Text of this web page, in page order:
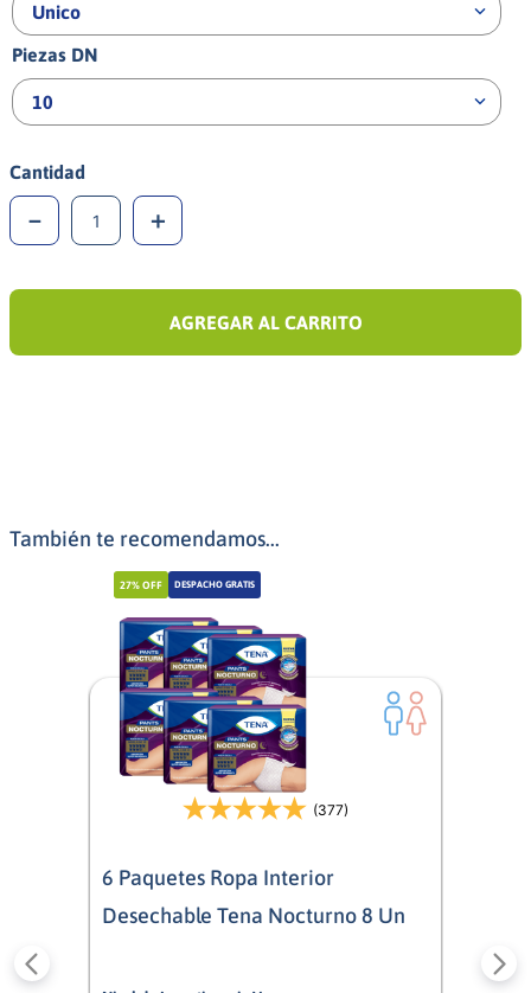
Unico
Piezas DN
10
Cantidad
＋
－
AGREGAR AL CARRITO
También te recomendamos...
27% OFF DESPACHO GRATIS
(377)
6 Paquetes Ropa Interior
Desechable Tena Nocturno 8 Un